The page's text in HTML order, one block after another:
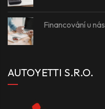
Financování u nás
AUTOYETTI S.R.O.